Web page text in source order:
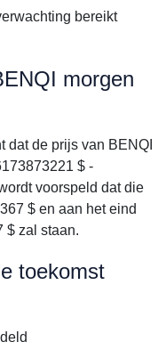
bereikt
morgen
dat de prijs van BENQI
$ -
voorspeld dat die
$ en aan het eind
$ zal staan.
toekomst